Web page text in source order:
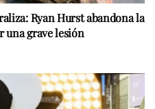
Ryan Hurst abandona la
una grave lesión